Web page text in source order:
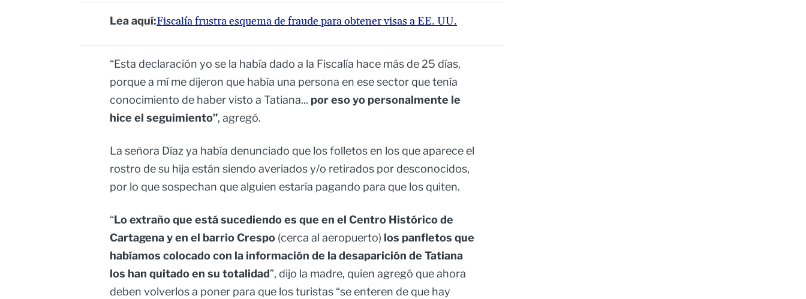
Lea aquí:Fiscalía frustra esquema de fraude para obtener visas a EE. UU.
“Esta declaración yo se la había dado a la Fiscalía hace más de 25 días,
porque a mí me dijeron que había una persona en ese sector que tenía
conocimiento de haber visto a Tatiana... por eso yo personalmente le
hice el seguimiento”, agregó.
La señora Díaz ya había denunciado que los folletos en los que aparece el
rostro de su hija están siendo averiados y/o retirados por desconocidos,
por lo que sospechan que alguien estaría pagando para que los quiten.
“Lo extraño que está sucediendo es que en el Centro Histórico de
Cartagena y en el barrio Crespo (cerca al aeropuerto) los panfletos que
habíamos colocado con la información de la desaparición de Tatiana
los han quitado en su totalidad”, dijo la madre, quien agregó que ahora
deben volverlos a poner para que los turistas “se enteren de que hay